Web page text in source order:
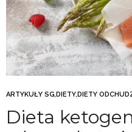
ARTYKUŁY SG,DIETY,DIETY
Dieta